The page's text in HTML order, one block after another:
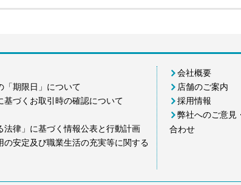
「期限日」について
基づくお取引時の確認について
法律」に基づく情報公表と行動計画
の安定及び職業生活の充実等に関する
会社概要
店舗のご案内
採用情報
弊社へのご意見
合わせ